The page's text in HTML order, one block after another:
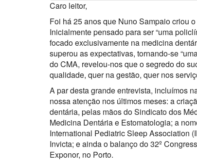
Caro leitor,
Foi há 25 anos que Nuno Sampaio criou
Inicialmente pensado para ser “uma
focado exclusivamente na medicina
superou as expectativas, tornando-se
do CMA, revelou-nos que o segredo do
qualidade, quer na gestão, quer nos
A par desta grande entrevista, incluímos
nossa atenção nos últimos meses: a
dentária, pelas mãos do Sindicato dos
Medicina Dentária e Estomatologia; a
International Pediatric Sleep Association
Invicta; e ainda o balanço do 32º
Exponor, no Porto.